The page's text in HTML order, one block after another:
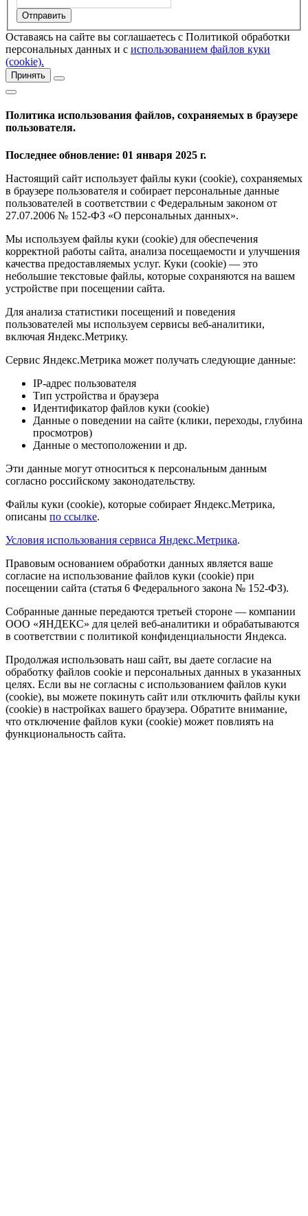
Оставаясь на сайте вы соглашаетесь с Политикой обработки
персональных данных и с использованием файлов куки
(cookie).
Принять
Политика использования файлов, сохраняемых в браузере
пользователя.
Последнее обновление: 01 января 2025 г.
Настоящий сайт использует файлы куки (cookie), сохраняемых
в браузере пользователя и собирает персональные данные
пользователей в соответствии с Федеральным законом от
27.07.2006 № 152-ФЗ «О персональных данных».
Мы используем файлы куки (cookie) для обеспечения
корректной работы сайта, анализа посещаемости и улучшения
качества предоставляемых услуг. Куки (cookie) — это
небольшие текстовые файлы, которые сохраняются на вашем
устройстве при посещении сайта.
Для анализа статистики посещений и поведения
пользователей мы используем сервисы веб-аналитики,
включая Яндекс.Метрику.
Сервис Яндекс.Метрика может получать следующие данные:
IP-адрес пользователя
Тип устройства и браузера
Идентификатор файлов куки (cookie)
Данные о поведении на сайте (клики, переходы, глубина
просмотров)
Данные о местоположении и др.
Эти данные могут относиться к персональным данным
согласно российскому законодательству.
Файлы куки (cookie), которые собирает Яндекс.Метрика,
описаны по ссылке.
Условия использования сервиса Яндекс.Метрика.
Правовым основанием обработки данных является ваше
согласие на использование файлов куки (cookie) при
посещении сайта (статья 6 Федерального закона № 152-ФЗ).
Собранные данные передаются третьей стороне — компании
ООО «ЯНДЕКС» для целей веб-аналитики и обрабатываются
в соответствии с политикой конфиденциальности Яндекса.
Продолжая использовать наш сайт, вы даете согласие на
обработку файлов cookie и персональных данных в указанных
целях. Если вы не согласны с использованием файлов куки
(cookie), вы можете покинуть сайт или отключить файлы куки
(cookie) в настройках вашего браузера. Обратите внимание,
что отключение файлов куки (cookie) может повлиять на
функциональность сайта.